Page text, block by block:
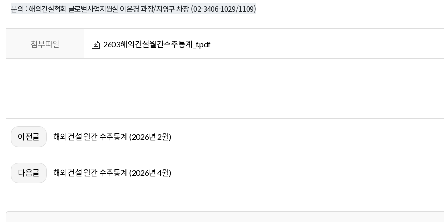
문의 : 해외건설협회 글로벌사업지원실 이은경 과장/지영구 차장 (02-3406-1029/1109)
첨부파일 2603해외건설월간수주통계_f.pdf
이전글 해외건설 월간 수주통계 (2026년 2월)
다음글 해외건설 월간 수주통계 (2026년 4월)